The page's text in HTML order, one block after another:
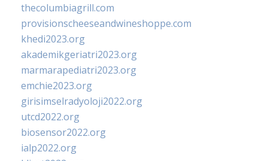
thecolumbiagrill.com
provisionscheeseandwineshoppe.com
khedi2023.org
akademikgeriatri2023.org
marmarapediatri2023.org
emchie2023.org
girisimselradyoloji2022.org
utcd2022.org
biosensor2022.org
ialp2022.org